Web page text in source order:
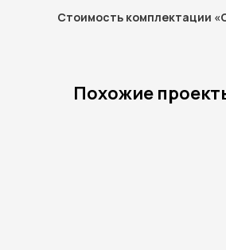
Стоимость комплектации
Похожие